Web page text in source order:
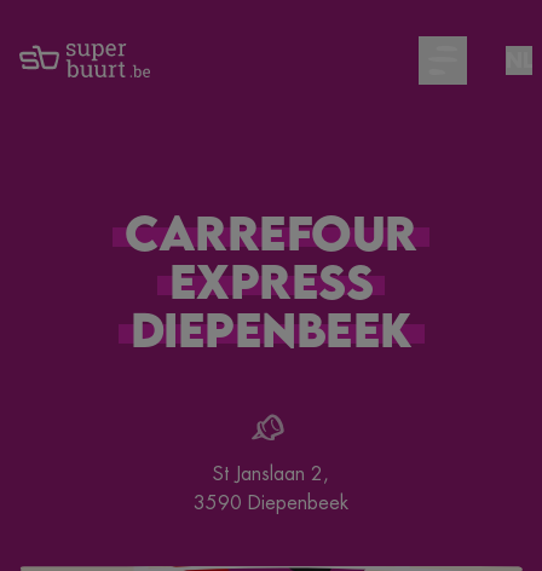
Open main
Carrefour
Express
Diepenbeek
St Janslaan 2,
3590 Diepenbeek